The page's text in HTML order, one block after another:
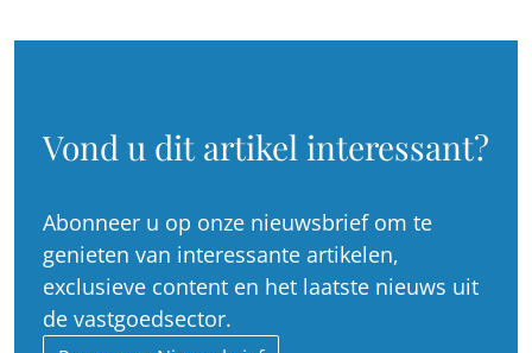
Vond u dit artikel interessant?
Abonneer u op onze nieuwsbrief om te
genieten van interessante artikelen,
exclusieve content en het laatste nieuws uit
de vastgoedsector.